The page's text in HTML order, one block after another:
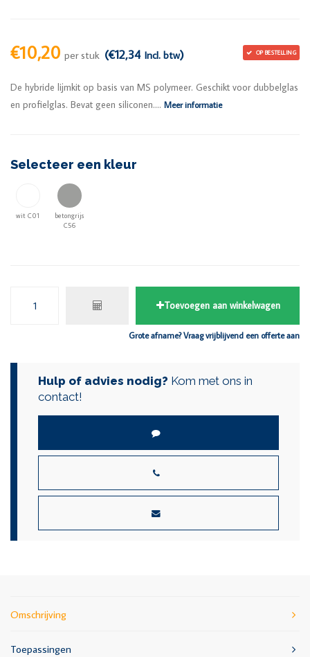
€10,20 per stuk (€12,34 Incl. btw) OP BESTELLING
De hybride lijmkit op basis van MS polymeer. Geschikt voor dubbelglas
en profielglas. Bevat geen siliconen.... Meer informatie
Selecteer een kleur
wit C01
betongrijs
C56
Toevoegen aan winkelwagen
Grote afname? Vraag vrijblijvend een offerte aan
Hulp of advies nodig? Kom met ons in
contact!
Omschrijving
Toepassingen